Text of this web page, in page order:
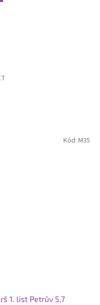
1. list Petrův 5,7
Kód: M35